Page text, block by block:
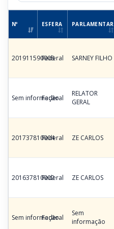
Nº ESFERA PARLAMENTAR
201911590008
Federal SARNEY FILHO
Sem informação
Federal
RELATOR
GERAL
201737810004
Federal ZE CARLOS
201637810002
Federal ZE CARLOS
Sem informação
Federal
Sem
informação